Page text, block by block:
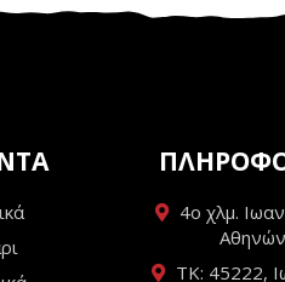
4ο χλμ.
Αθηνών
ΤΚ: 45222,